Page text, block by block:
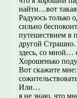
найти…вот
Радуюсь только
сильно
путешествием в
другой
здесь, со
Хорошенько
Вот скажите
Или…
я не знаю,